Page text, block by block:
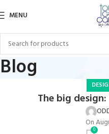
MENU
Blog
The big
On
0